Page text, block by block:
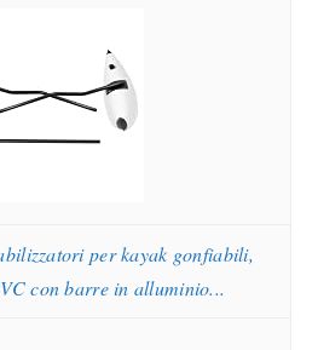
per kayak gonfiabili,
con barre in alluminio...